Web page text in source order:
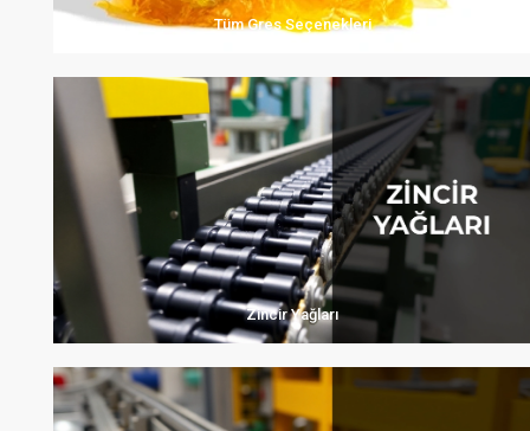
Tüm Gres Seçenekleri
Zincir Yağları